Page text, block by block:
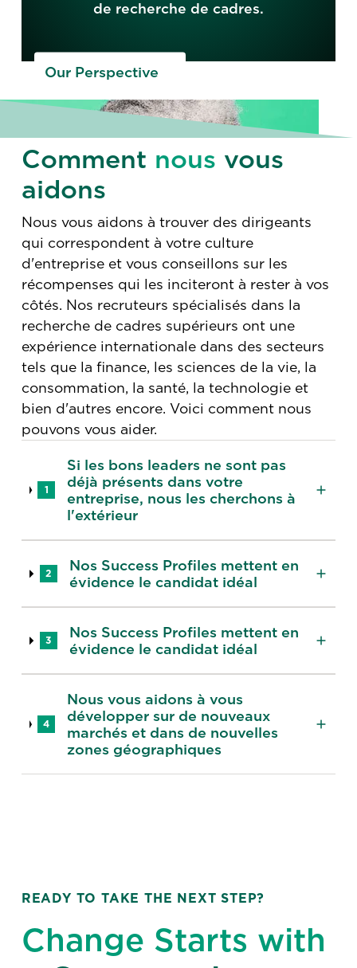
de recherche de cadres.
Our Perspective
Comment nous vous
aidons
Nous vous aidons à trouver des dirigeants
qui correspondent à votre culture
d'entreprise et vous conseillons sur les
récompenses qui les inciteront à rester à vos
côtés. Nos recruteurs spécialisés dans la
recherche de cadres supérieurs ont une
expérience internationale dans des secteurs
tels que la finance, les sciences de la vie, la
consommation, la santé, la technologie et
bien d'autres encore. Voici comment nous
pouvons vous aider.
1
Si les bons leaders ne sont pas
déjà présents dans votre
entreprise, nous les cherchons à
l'extérieur
2
Nos Success Profiles mettent en
évidence le candidat idéal
3
Nos Success Profiles mettent en
évidence le candidat idéal
4
Nous vous aidons à vous
développer sur de nouveaux
marchés et dans de nouvelles
zones géographiques
READY TO TAKE THE NEXT STEP?
Change Starts with